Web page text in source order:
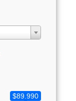
$89.990